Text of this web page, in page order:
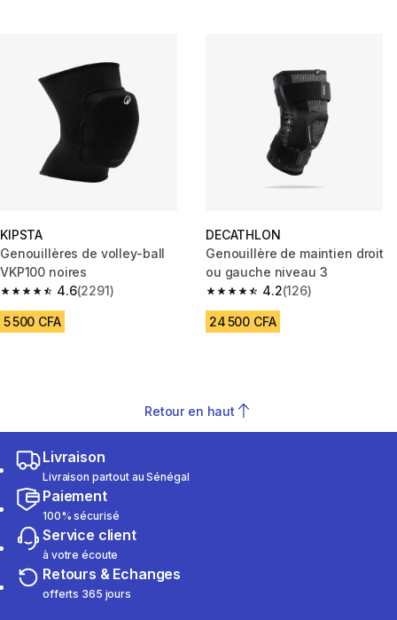
KIPSTA
Genouillères de volley-ball
VKP100 noires
4.6
4.6 out of 5 stars from 2291 reviews
(2291)
5 500 CFA
DECATHLON
Genouillère de maintien droit
ou gauche niveau 3
4.2
4.2 out of 5 stars from 126
(126)
24 500 CFA
Retour en haut
Livraison
Livraison partout au Sénégal
Paiement
100% sécurisé
Service client
à votre écoute
Retours & Echanges
offerts 365 jours